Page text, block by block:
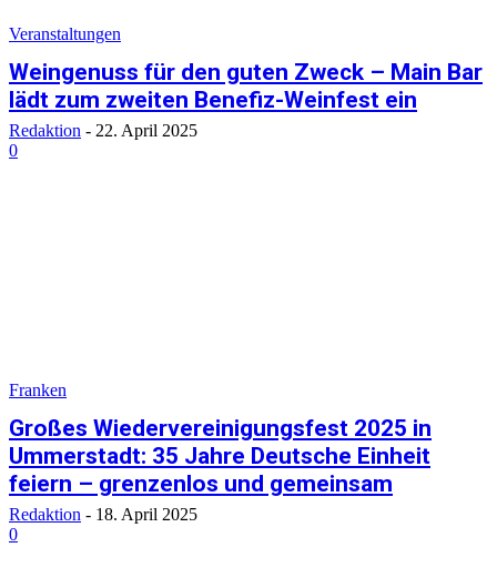
Veranstaltungen
Weingenuss für den guten Zweck – Main Bar
lädt zum zweiten Benefiz-Weinfest ein
Redaktion - 22. April 2025
0
Franken
Großes Wiedervereinigungsfest 2025 in
Ummerstadt: 35 Jahre Deutsche Einheit
feiern – grenzenlos und gemeinsam
Redaktion - 18. April 2025
0